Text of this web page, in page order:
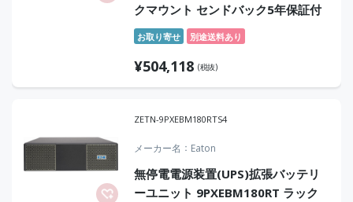
クマウント センドバック5年保証付
お取り寄せ 別途送料あり
¥504,118 (税抜)
ZETN-9PXEBM180RTS4
メーカー名 Eaton
無停電電源装置(UPS)拡張バッテリ
ーユニット 9PXEBM180RT ラック